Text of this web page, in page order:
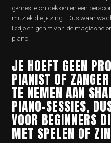
genres te ontdekken en een
muziek die je zingt. Dus waar
liedje en geniet van de magische
piano!
JE HOEFT GEEN
PIANIST OF
TE NEMEN AAN
PIANO-SESSIES,
VOOR BEGINNERS
MET SPELEN OF